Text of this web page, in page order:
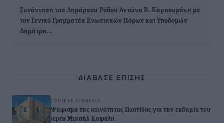
Συνάντηση του Δημάρχου Ρόδου Αντώνη Β. Καμπουράκη με
τον Γενικό Γραμματέα Ενωσιακών Πόρων και Υποδομών
Δημήτρη…
ΔΙΑΒΑΣΕ ΕΠΙΣΗΣ
ΤΟΠΙΚΈΣ ΕΙΔΉΣΕΙΣ
Ψήφισμα της κοινότητας Παστίδας για την εκδημία του
ιερέα Μιχαήλ Καψάλη